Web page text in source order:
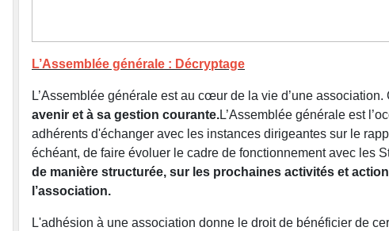
L’Assemblée générale : Décryptage
L’Assemblée générale est au cœur de la vie d’une
avenir et à sa gestion courante.L’Assemblée générale est
adhérents d'échanger avec les instances dirigeantes sur le
échéant, de faire évoluer le cadre de fonctionnement avec les
de manière structurée, sur les prochaines activités et
l’association.
L'adhésion à une association donne le droit de bénéficier de